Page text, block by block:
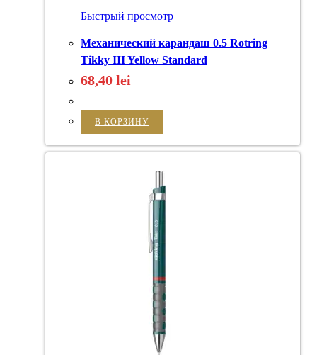
Быстрый просмотр
Механический карандаш 0.5 Rotring
Tikky III Yellow Standard
68,40 lei
В КОРЗИНУ